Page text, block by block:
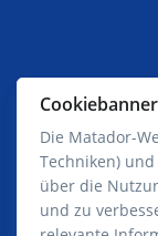
Die Matador-
Techniken)
über die
und zu